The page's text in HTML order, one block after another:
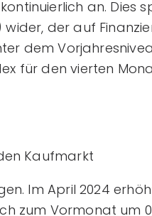
an. Dies
wider, der auf
dem
für den vierten
Kaufmarkt
Im April 2024
zum Vormonat um